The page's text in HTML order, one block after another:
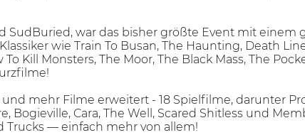
SudBuried, war das bisher größte Event mit einem
wie Train To Busan, The Haunting, Death
Kill Monsters, The Moor, The Black Mass, The
mehr Filme erweitert - 18 Spielfilme, darunter
Bogieville, Cara, The Well, Scared Shitless und
Trucks — einfach mehr von allem!